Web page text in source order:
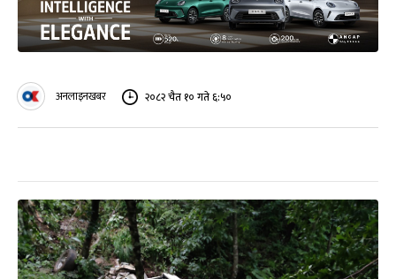
अनलाइनखबर २०८२ चैत १० गते ६:५०